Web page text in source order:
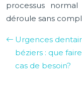
processus
déroule sans
Urgences
béziers : que
cas de besoin?